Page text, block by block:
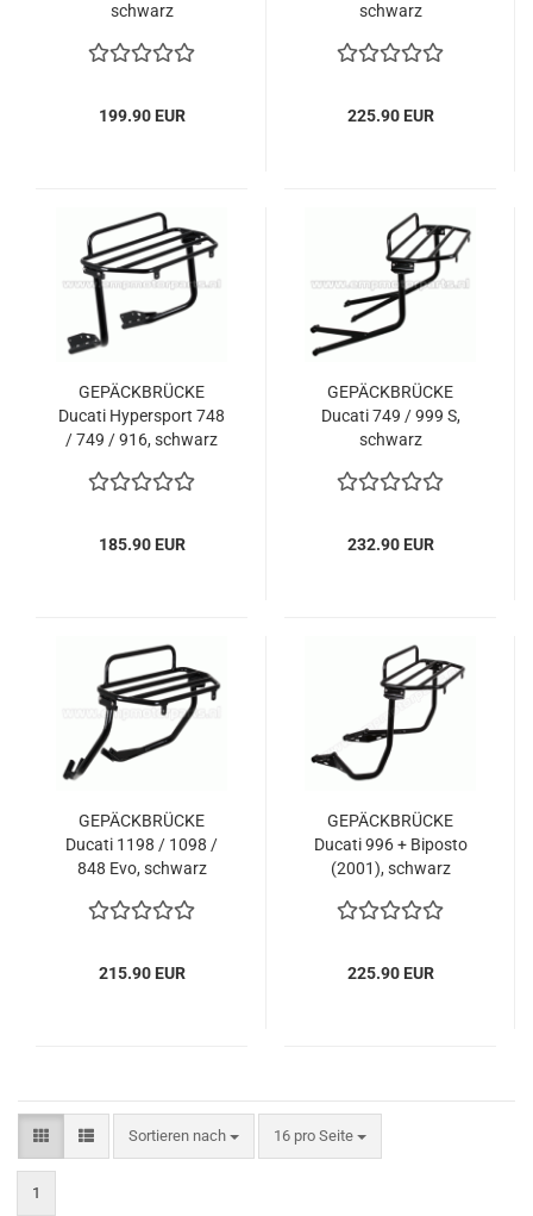
schwarz
199.90 EUR
schwarz
225.90 EUR
GEPÄCKBRÜCKE
Ducati Hypersport 748
/ 749 / 916, schwarz
185.90 EUR
GEPÄCKBRÜCKE
Ducati 749 / 999 S,
schwarz
232.90 EUR
GEPÄCKBRÜCKE
Ducati 1198 / 1098 /
848 Evo, schwarz
215.90 EUR
GEPÄCKBRÜCKE
Ducati 996 + Biposto
(2001), schwarz
225.90 EUR
Sortieren nach
Sortieren nach 16 pro Seite
pro Seite
1